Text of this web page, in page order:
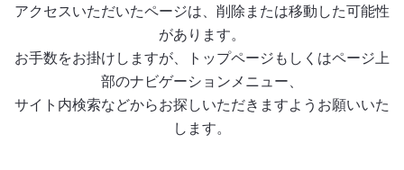
アクセスいただいたページは、削除または移動した可能性
があります。
お手数をお掛けしますが、トップページもしくはページ上
部のナビゲーションメニュー、
サイト内検索などからお探しいただきますようお願いいた
します。